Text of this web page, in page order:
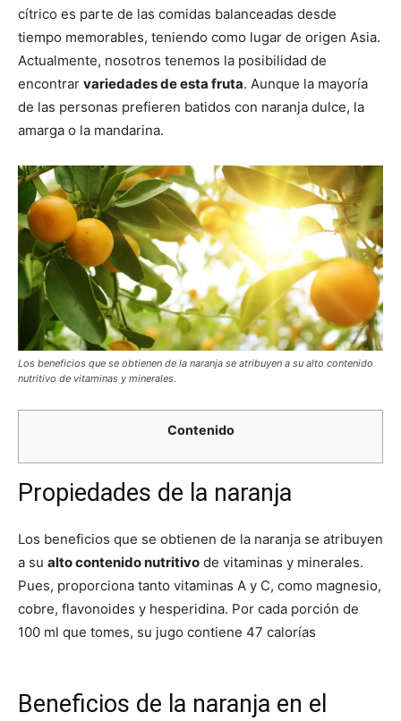
cítrico es parte de las comidas balanceadas desde
tiempo memorables, teniendo como lugar de origen Asia.
Actualmente, nosotros tenemos la posibilidad de
encontrar variedades de esta fruta. Aunque la mayoría
de las personas prefieren batidos con naranja dulce, la
amarga o la mandarina.
Los beneficios que se obtienen de la naranja se atribuyen a su alto contenido
nutritivo de vitaminas y minerales.
Contenido
Propiedades de la naranja
Los beneficios que se obtienen de la naranja se atribuyen
a su alto contenido nutritivo de vitaminas y minerales.
Pues, proporciona tanto vitaminas A y C, como magnesio,
cobre, flavonoides y hesperidina. Por cada porción de
100 ml que tomes, su jugo contiene 47 calorías
Beneficios de la naranja en el